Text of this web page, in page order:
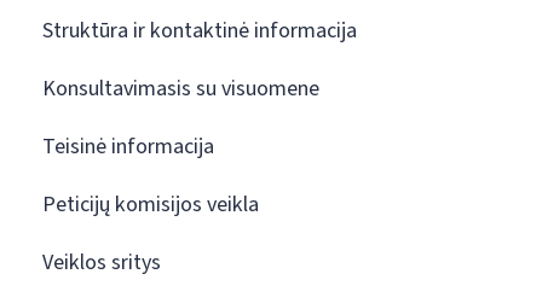
Struktūra ir kontaktinė informacija
Konsultavimasis su visuomene
Teisinė informacija
Peticijų komisijos veikla
Veiklos sritys